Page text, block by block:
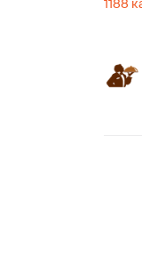
1188